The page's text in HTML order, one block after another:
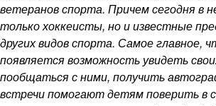
ветеранов спорта. Причем сегодня в
только хоккеисты, но и известные
других видов спорта. Самое главное,
появляется возможность увидеть
пообщаться с ними, получить
встречи помогают детям поверить в